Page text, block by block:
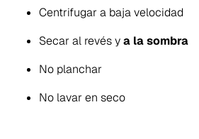
Centrifugar a baja velocidad
Secar al revés ya la sombra
No planchar
No lavar en seco